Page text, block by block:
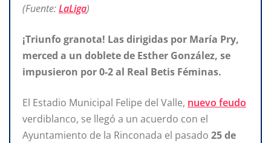
(Fuente:LaLiga)
¡Triunfo granota! Las dirigidas por María Pry,
merced a un doblete de Esther González, se
impusieron por 0-2 al Real Betis Féminas.
El Estadio Municipal Felipe del Valle, nuevo feudo
verdiblanco, se llegó a un acuerdo con el
Ayuntamiento de la Rinconada el pasado 25 de